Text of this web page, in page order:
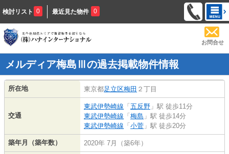
検討リスト 0 最近見た物件 0
お問合せ
メルディア梅島Ⅲの過去掲載物件情報
所在地 東京都足立区梅田 ２丁目
交通
東武伊勢崎線 「 五反野 」駅 徒歩11分
東武伊勢崎線 「 梅島 」駅 徒歩14分
東武伊勢崎線 「 小菅 」駅 徒歩20分
築年月（築年数） 2020年 7月（築6年）